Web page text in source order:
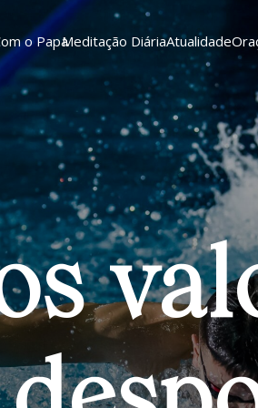
o PapaMeditação DiáriaAtualidade